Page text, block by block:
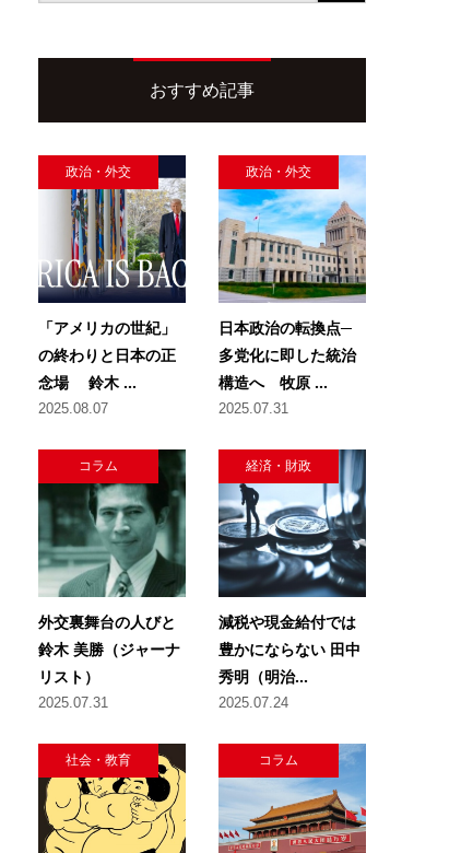
おすすめ記事
政治・外交
「アメリカの世紀」
の終わりと日本の正
念場 鈴木 ...
2025.08.07
政治・外交
日本政治の転換点─
多党化に即した統治
構造へ 牧原 ...
2025.07.31
コラム
外交裏舞台の人びと
鈴木 美勝（ジャーナ
リスト）
2025.07.31
経済・財政
減税や現金給付では
豊かにならない 田中
秀明（明治...
2025.07.24
社会・教育 コラム